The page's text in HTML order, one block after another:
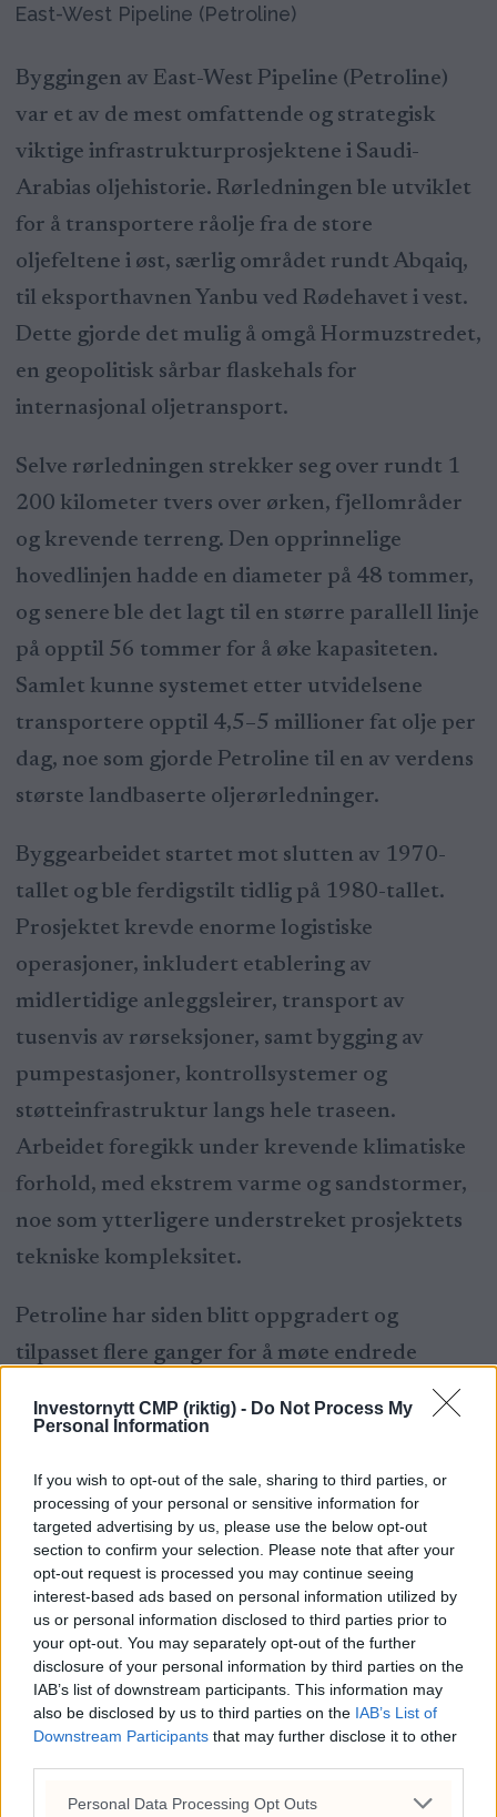
Investornytt CMP (riktig) - Do Not Process My
Personal Information
If you wish to opt-out of the sale, sharing to third parties, or
processing of your personal or sensitive information for
targeted advertising by us, please use the below opt-out
section to confirm your selection. Please note that after your
opt-out request is processed you may continue seeing
interest-based ads based on personal information utilized by
us or personal information disclosed to third parties prior to
your opt-out. You may separately opt-out of the further
disclosure of your personal information by third parties on the
IAB’s list of downstream participants. This information may
also be disclosed by us to third parties on the IAB’s List of
Downstream Participants that may further disclose it to other
Personal Data Processing Opt Outs
East-West Pipeline (Petroline)
Byggingen av East-West Pipeline (Petroline)
var et av de mest omfattende og strategisk
viktige infrastrukturprosjektene i Saudi-
Arabias oljehistorie. Rørledningen ble utviklet
for å transportere råolje fra de store
oljefeltene i øst, særlig området rundt Abqaiq,
til eksporthavnen Yanbu ved Rødehavet i vest.
Dette gjorde det mulig å omgå Hormuzstredet,
en geopolitisk sårbar flaskehals for
internasjonal oljetransport.
Selve rørledningen strekker seg over rundt 1
200 kilometer tvers over ørken, fjellområder
og krevende terreng. Den opprinnelige
hovedlinjen hadde en diameter på 48 tommer,
og senere ble det lagt til en større parallell linje
på opptil 56 tommer for å øke kapasiteten.
Samlet kunne systemet etter utvidelsene
transportere opptil 4,5–5 millioner fat olje per
dag, noe som gjorde Petroline til en av verdens
største landbaserte oljerørledninger.
Byggearbeidet startet mot slutten av 1970-
tallet og ble ferdigstilt tidlig på 1980-tallet.
Prosjektet krevde enorme logistiske
operasjoner, inkludert etablering av
midlertidige anleggsleirer, transport av
tusenvis av rørseksjoner, samt bygging av
pumpestasjoner, kontrollsystemer og
støtteinfrastruktur langs hele traseen.
Arbeidet foregikk under krevende klimatiske
forhold, med ekstrem varme og sandstormer,
noe som ytterligere understreket prosjektets
tekniske kompleksitet.
Petroline har siden blitt oppgradert og
tilpasset flere ganger for å møte endrede
behov i energimarkedet. Rørledningen spiller
fortsatt en sentral rolle i Saudi-Arabias eksp
Samlet sett representerer East-West Pipeline
et ingeniørmessig storprosjekt som
kombinerer teknisk innovasjon, stor skala og
geopolitisk betydning, og den står i dag som et
symbol på landets satsing på robust og fleksibel
energiinfrastruktur.
Portene til verden
Aramco opererer de mest avanserte